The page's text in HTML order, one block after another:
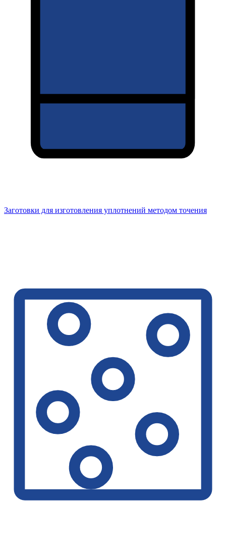
Заготовки для изготовления уплотнений методом точения